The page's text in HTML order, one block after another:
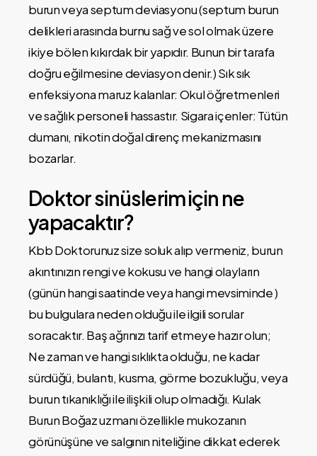
burun veya septum deviasyonu (septum burun
delikleri arasında burnu sağ ve sol olmak üzere
ikiye bölen kıkırdak bir yapıdır. Bunun bir tarafa
doğru eğilmesine deviasyon denir.) Sık sık
enfeksiyona maruz kalanlar: Okul öğretmenleri
ve sağlık personeli hassastır. Sigara içenler: Tütün
dumanı, nikotin doğal direnç mekanizmasını
bozarlar.
Doktor sinüslerim için ne
yapacaktır?
Kbb Doktorunuz size soluk alıp vermeniz, burun
akıntınızın rengi ve kokusu ve hangi olayların
(günün hangi saatinde veya hangi mevsiminde )
bu bulgulara neden olduğu ile ilgili sorular
soracaktır. Baş ağrınızı tarif etmeye hazır olun;
Ne zaman ve hangi sıklıkta olduğu, ne kadar
sürdüğü, bulantı, kusma, görme bozukluğu, veya
burun tıkanıklığı ile ilişkili olup olmadığı. Kulak
Burun Boğaz uzmanı özellikle mukozanın
görünüşüne ve salgının niteliğine dikkat ederek